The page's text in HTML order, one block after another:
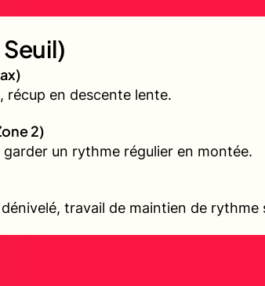
récup en descente lente.
2)
un rythme régulier en montée.
travail de maintien de rythme